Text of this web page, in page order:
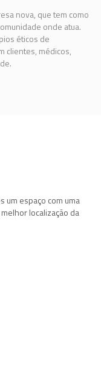
nova, que tem como
onde atua.
éticos de
clientes, médicos,
um espaço com uma
localização da